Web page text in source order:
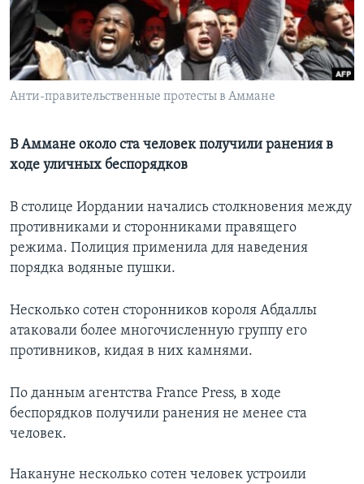
Learning English
СОЦИАЛЬНЫЕ СЕТИ
Языки
Анти-правительственные протесты в Аммане
В Аммане около ста человек получили ранения в
ходе уличных беспорядков
В столице Иордании начались столкновения между
противниками и сторонниками правящего
режима. Полиция применила для наведения
порядка водяные пушки.
Несколько сотен сторонников короля Абдаллы
атаковали более многочисленную группу его
противников, кидая в них камнями.
По данным агентства France Press, в ходе
беспорядков получили ранения не менее ста
человек.
Накануне несколько сотен человек устроили